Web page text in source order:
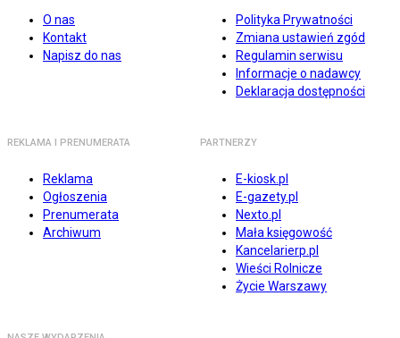
O nas
Kontakt
Napisz do nas
Polityka Prywatności
Zmiana ustawień zgód
Regulamin serwisu
Informacje o nadawcy
Deklaracja dostępności
REKLAMA I PRENUMERATA
Reklama
Ogłoszenia
Prenumerata
Archiwum
PARTNERZY
E-kiosk.pl
E-gazety.pl
Nexto.pl
Mała księgowość
Kancelarierp.pl
Wieści Rolnicze
Życie Warszawy